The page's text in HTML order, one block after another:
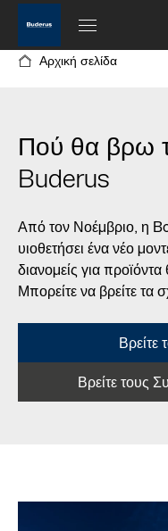
Αρχική σελίδα
Πού θα βρω
Buderus
Από τον Νοέμβριο, η
υιοθετήσει ένα νέο
διανομείς για
Μπορείτε να βρείτε τα
Βρείτε
Βρείτε τους